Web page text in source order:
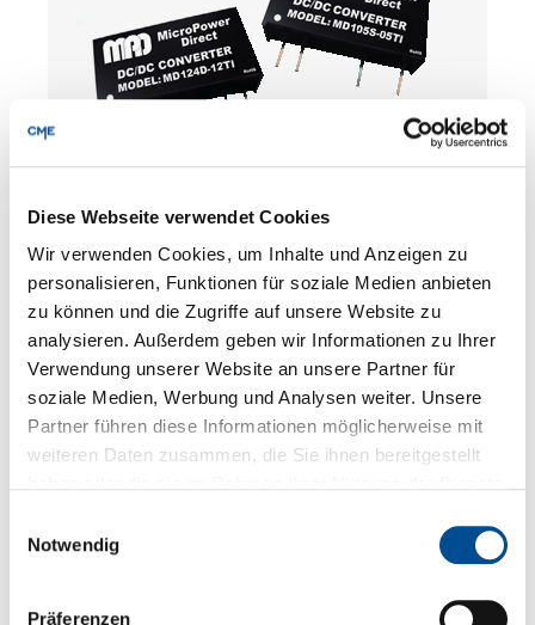
Diese Webseite verwendet Cookies
Wir verwenden Cookies, um Inhalte und Anzeigen zu
personalisieren, Funktionen für soziale Medien anbieten
zu können und die Zugriffe auf unsere Website zu
analysieren. Außerdem geben wir Informationen zu Ihrer
Verwendung unserer Website an unsere Partner für
soziale Medien, Werbung und Analysen weiter. Unsere
Partner führen diese Informationen möglicherweise mit
weiteren Daten zusammen, die Sie ihnen bereitgestellt
Notwendig
Präferenzen
MD105S-05TI | | MicroPower Direct
Produkte entdecken